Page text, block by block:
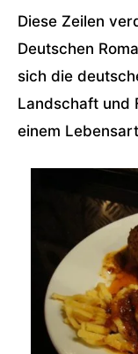
Diese Zeilen
Deutschen
sich die
Landschaft und
einem